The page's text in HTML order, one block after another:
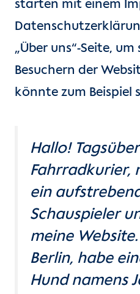
starten mit einem
„Über uns“-Seite,
Besuchern der
könnte zum Beispiel
Hallo!
Fahrradkurier,
ein
Schauspieler
meine
Berlin, habe
Hund namens